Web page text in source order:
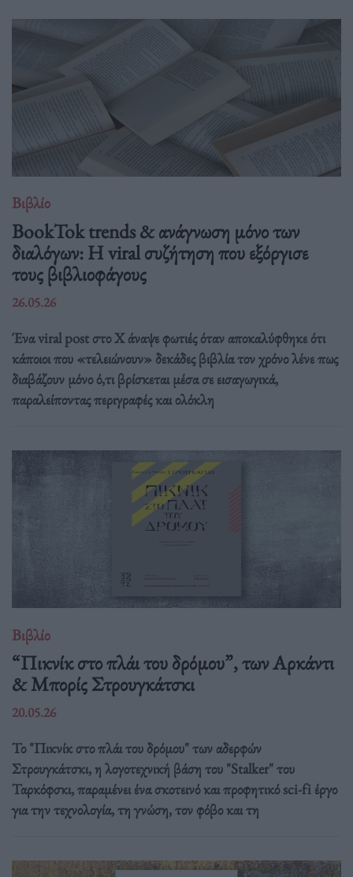
Βιβλίο
BookTok trends & ανάγνωση μόνο των
διαλόγων: Η viral συζήτηση που εξόργισε
τους βιβλιοφάγους
26.05.26
Ένα viral post στο X άναψε φωτιές όταν αποκαλύφθηκε ότι
κάποιοι που «τελειώνουν» δεκάδες βιβλία τον χρόνο λένε πως
διαβάζουν μόνο ό,τι βρίσκεται μέσα σε εισαγωγικά,
παραλείποντας περιγραφές και ολόκλη
Βιβλίο
“Πικνίκ στο πλάι του δρόμου”, των Αρκάντι
& Μπορίς Στρουγκάτσκι
20.05.26
Το "Πικνίκ στο πλάι του δρόμου" των αδερφών
Στρουγκάτσκι, η λογοτεχνική βάση του "Stalker" του
Ταρκόφσκι, παραμένει ένα σκοτεινό και προφητικό sci-fi έργο
για την τεχνολογία, τη γνώση, τον φόβο και τη